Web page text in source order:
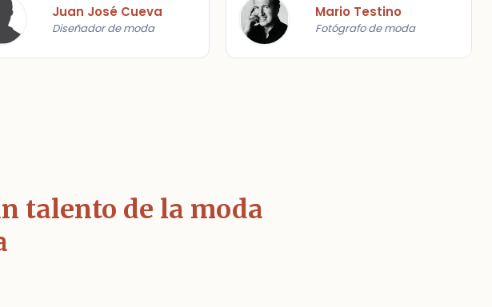
Juan José Cueva
Diseñador de moda
Mario Testino
Fotógrafo de moda
talento de la moda